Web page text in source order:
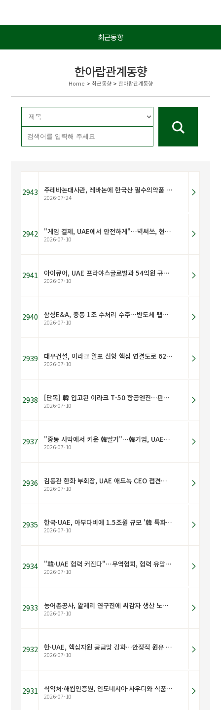
최근동향
한아랍관계동향
Home > 최근동향> 한아랍관계동향
2943 주레바논대사관, 레바논에 한국산 필수의약품 전달
2026-07-24
2942 "게임 결제, UAE에서 안전하게"…넥써쓰, 현지 기업과 디지털 결제 인프라 구축
2026-07-10
2941 아이큐어, UAE 프라야스글로벌과 54억원 규모 파스 공급계약
2026-07-10
2940 삼성E&A, 중동 1조 수처리 수주…반도체 팹까지 수주축 넓힌다
2026-07-10
2939 대우건설, 이라크 알포 신항 핵심 연결도로 62km 최종 준공
2026-07-10
2938 [단독] 韓 입고된 이라크 T-50 항공엔진…판매 넘어 '생애주기' 지원
2026-07-10
2937 "중동 사막에서 키운 韓딸기"…韓기업, UAE에 36억 규모 스마트팜 수출
2026-07-10
2936 김동관 한화 부회장, UAE 애드녹 CEO 접견…
2026-07-10
2935 한국·UAE, 아부다비에 1.5조원 규모 '韓 특화 산업단지' 조성 추진
2026-07-10
2934 "韓·UAE 협력 커진다"…무역협회, 협력 유망 분야 웨비나 개최
2026-07-10
2933 농어촌공사, 알제리 연구진에 씨감자 생산 노하우 전한다
2026-07-10
2932 한·UAE, 핵심자원 공급망 강화…안정적 원유 공급 협약
2026-07-10
2931 식약처·해썹인증원, 인도네시아·사우디와 식품안전 협력 확대
2026-07-10